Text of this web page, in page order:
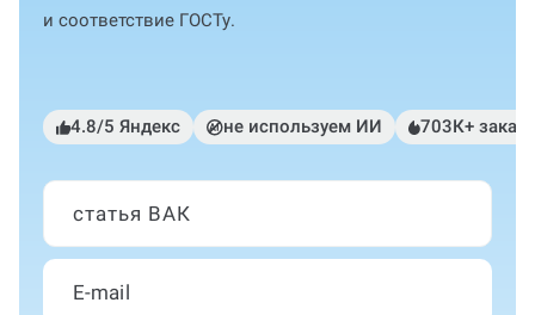
и соответствие ГОСТу.
4.8/5 Яндекс не используем ИИ 703К+
статья ВАК